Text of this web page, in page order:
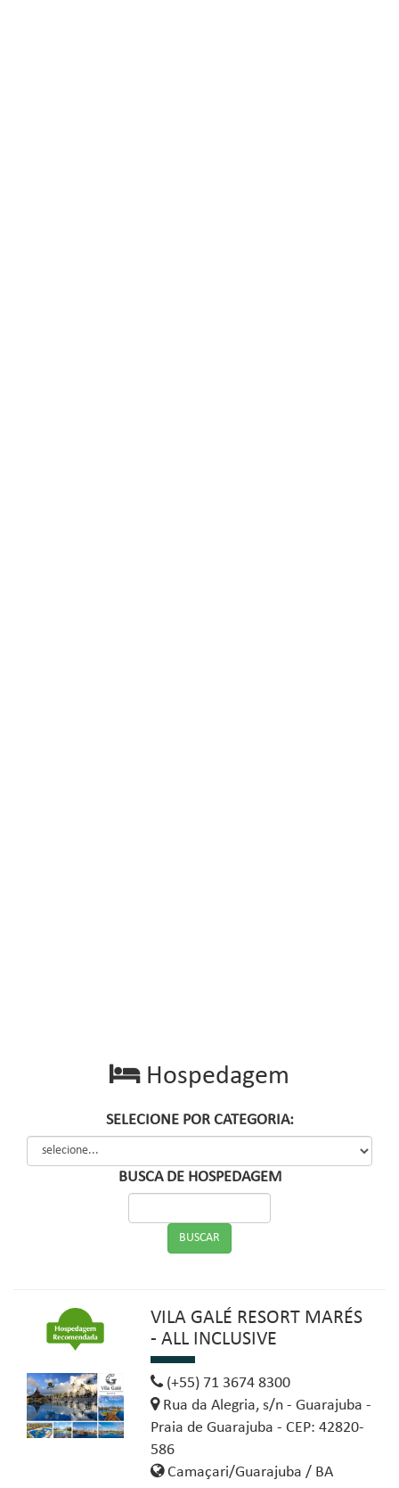
Hospedagem
SELECIONE POR CATEGORIA:
BUSCA DE HOSPEDAGEM
VILA GALÉ RESORT MARÉS
- ALL INCLUSIVE
(+55) 71 3674 8300
Rua da Alegria, s/n - Guarajuba -
Praia de Guarajuba - CEP: 42820-
586
Camaçari/Guarajuba / BA